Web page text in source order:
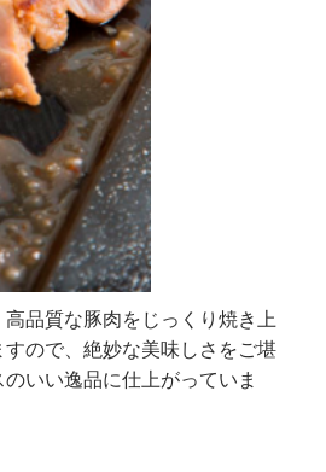
品質な豚肉をじっくり焼き上
ので、絶妙な美味しさをご堪
いい逸品に仕上がっていま